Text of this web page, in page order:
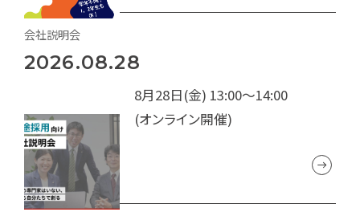
2026.08.28
8月28日(金) 13:00～14:00
(オンライン開催)
会社説明会